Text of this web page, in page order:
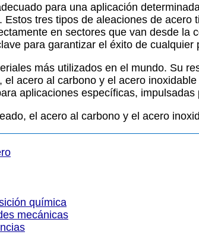
para una aplicación
Estos tres tipos de aleaciones de
en sectores que van desde
para garantizar el éxito de cualquier
más utilizados en el mundo. Su
el acero al carbono y el acero
aplicaciones específicas,
el acero al carbono y el acero
química
mecánicas